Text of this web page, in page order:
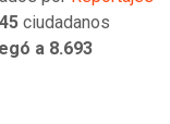
ciudadanos
a 8.693